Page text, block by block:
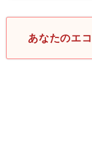
あなたのエ